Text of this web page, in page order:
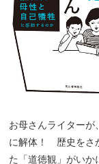
お母さんライター
に解体！ 歴史をさ
た「道徳観」がいか